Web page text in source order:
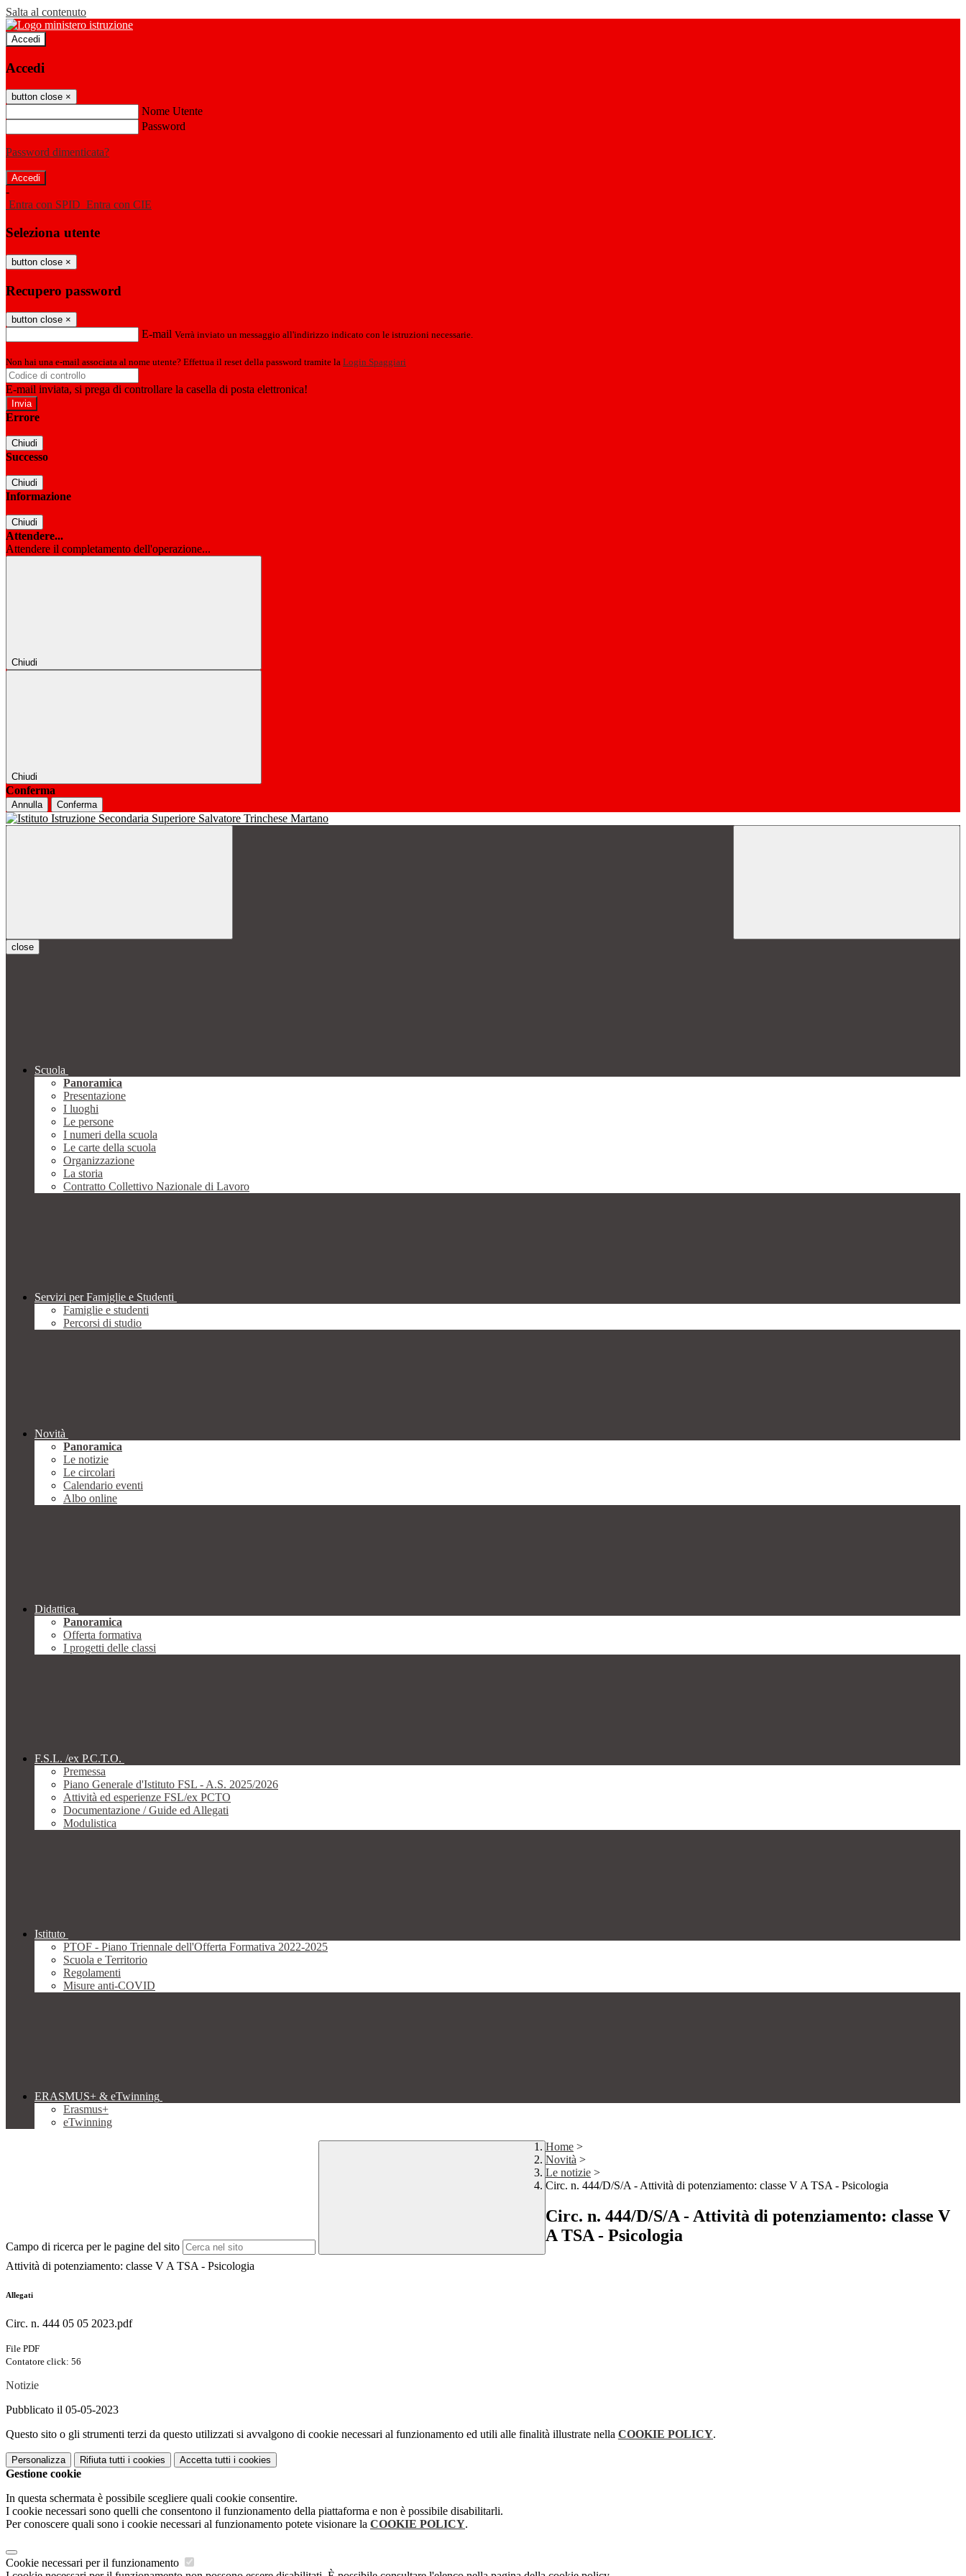
Salta al contenuto
Accedi
Accedi
button close ×
Nome Utente
Password
Password dimenticata?
-
Entra con SPID Entra con CIE
Seleziona utente
button close ×
Recupero password
button close ×
E-mail Verrà inviato un messaggio all'indirizzo indicato con le istruzioni necessarie.
Non hai una e-mail associata al nome utente? Effettua il reset della password tramite la Login Spaggiari
E-mail inviata, si prega di controllare la casella di posta elettronica!
Errore
Chiudi
Successo
Chiudi
Informazione
Chiudi
Attendere...
Attendere il completamento dell'operazione...
Chiudi
Chiudi
Conferma
Annulla Conferma
close
Scuola
Panoramica
Presentazione
I luoghi
Le persone
I numeri della scuola
Le carte della scuola
Organizzazione
La storia
Contratto Collettivo Nazionale di Lavoro
Servizi per Famiglie e Studenti
Famiglie e studenti
Percorsi di studio
Novità
Panoramica
Le notizie
Le circolari
Calendario eventi
Albo online
Didattica
Panoramica
Offerta formativa
I progetti delle classi
F.S.L. /ex P.C.T.O.
Premessa
Piano Generale d'Istituto FSL - A.S. 2025/2026
Attività ed esperienze FSL/ex PCTO
Documentazione / Guide ed Allegati
Modulistica
Istituto
PTOF - Piano Triennale dell'Offerta Formativa 2022-2025
Scuola e Territorio
Regolamenti
Misure anti-COVID
ERASMUS+ & eTwinning
Erasmus+
eTwinning
Campo di ricerca per le pagine del sito
Home >
Novità >
Le notizie >
Circ. n. 444/D/S/A - Attività di potenziamento: classe V A TSA - Psicologia
Circ. n. 444/D/S/A - Attività di potenziamento: classe V
A TSA - Psicologia
Attività di potenziamento: classe V A TSA - Psicologia
Allegati
Circ. n. 444 05 05 2023.pdf
File PDF
Contatore click: 56
Notizie
Pubblicato il 05-05-2023
Questo sito o gli strumenti terzi da questo utilizzati si avvalgono di cookie necessari al funzionamento ed utili alle finalità illustrate nella COOKIE POLICY.
Personalizza Rifiuta tutti i cookies Accetta tutti i cookies
Gestione cookie
In questa schermata è possibile scegliere quali cookie consentire.
I cookie necessari sono quelli che consentono il funzionamento della piattaforma e non è possibile disabilitarli.
Per conoscere quali sono i cookie necessari al funzionamento potete visionare la COOKIE POLICY.
Cookie necessari per il funzionamento